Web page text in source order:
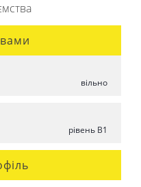
вільно
рівень B1